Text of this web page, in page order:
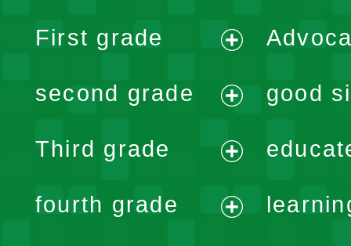
First grade
menu
second grade
menu
Third grade
menu
fourth grade
good